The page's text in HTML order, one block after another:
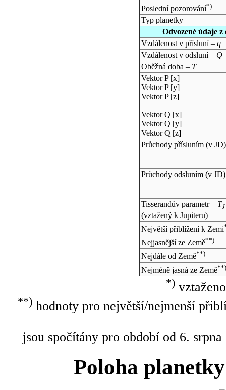
Poslední pozorování*)
Typ planetky
Odvozené údaje
Vzdálenost v přísluní – q
Vzdálenost v odsluní – Q
Oběžná doba – T
Vektor P [x]
Vektor P [y]
Vektor P [z]
Vektor Q [x]
Vektor Q [y]
Vektor Q [z]
Průchody přísluním (v JD)
Průchody odsluním (v JD)
Tisserandův parametr – TJ
(vztažený k Jupiteru)
Největší přiblížení k Zemi
Nejjasnější ze Země**)
Nejdále od Země**)
Nejméně jasná ze Země**)
*)
**)hodnoty pro největší/nejmenší
jsou spočítány pro období od 6.
Poloha